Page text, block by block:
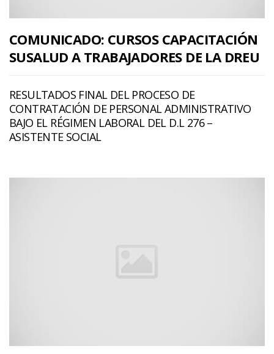
COMUNICADO: CURSOS CAPACITACIÓN
SUSALUD A TRABAJADORES DE LA DREU
RESULTADOS FINAL DEL PROCESO DE
CONTRATACIÓN DE PERSONAL ADMINISTRATIVO
BAJO EL RÉGIMEN LABORAL DEL D.L 276 –
ASISTENTE SOCIAL